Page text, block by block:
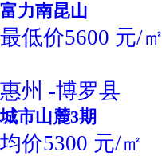
富力南昆山
最低价5600 元/㎡
惠州 -博罗县
城市山麓3期
均价5300 元/㎡